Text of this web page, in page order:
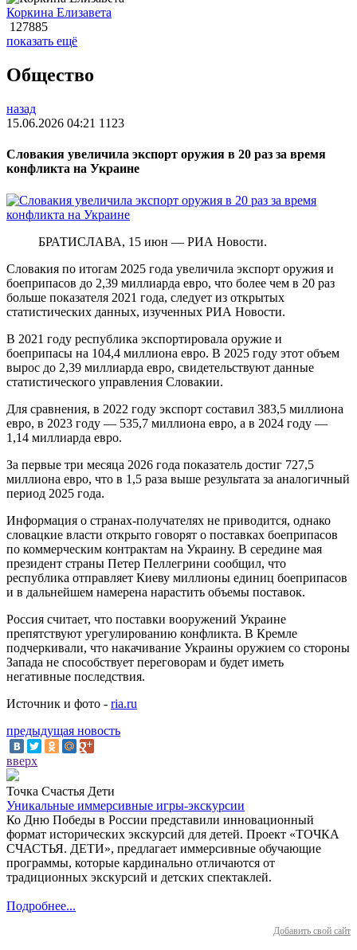
Коркина Елизавета
127885
показать ещё
Общество
назад
15.06.2026 04:21 1123
Словакия увеличила экспорт оружия в 20 раз за время
конфликта на Украине
БРАТИСЛАВА, 15 июн — РИА Новости.
Словакия по итогам 2025 года увеличила экспорт оружия и
боеприпасов до 2,39 миллиарда евро, что более чем в 20 раз
больше показателя 2021 года, следует из открытых
статистических данных, изученных РИА Новости.
В 2021 году республика экспортировала оружие и
боеприпасы на 104,4 миллиона евро. В 2025 году этот объем
вырос до 2,39 миллиарда евро, свидетельствуют данные
статистического управления Словакии.
Для сравнения, в 2022 году экспорт составил 383,5 миллиона
евро, в 2023 году — 535,7 миллиона евро, а в 2024 году —
1,14 миллиарда евро.
За первые три месяца 2026 года показатель достиг 727,5
миллиона евро, что в 1,5 раза выше результата за аналогичный
период 2025 года.
Информация о странах-получателях не приводится, однако
словацкие власти открыто говорят о поставках боеприпасов
по коммерческим контрактам на Украину. В середине мая
президент страны Петер Пеллегрини сообщил, что
республика отправляет Киеву миллионы единиц боеприпасов
и в дальнейшем намерена нарастить объемы поставок.
Россия считает, что поставки вооружений Украине
препятствуют урегулированию конфликта. В Кремле
подчеркивали, что накачивание Украины оружием со стороны
Запада не способствует переговорам и будет иметь
негативные последствия.
Источник и фото - ria.ru
предыдущая новость
вверх
Точка Счастья Дети
Уникальные иммерсивные игры-экскурсии
Ко Дню Победы в России представили инновационный
формат исторических экскурсий для детей. Проект «ТОЧКА
СЧАСТЬЯ. ДЕТИ», предлагает иммерсивные обучающие
программы, которые кардинально отличаются от
традиционных экскурсий и детских спектаклей.
Подробнее...
Добавить свой сайт